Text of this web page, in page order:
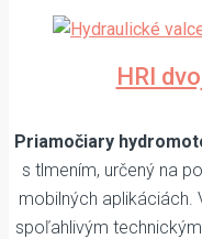
HRI
Priamočiary
s tlmením, určený na
mobilných aplikáciách.
spoľahlivým